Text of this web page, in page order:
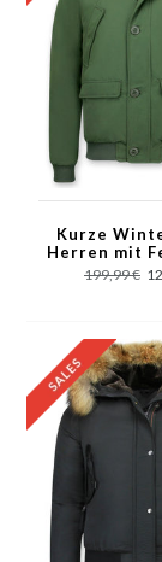
Kurze
Herren mit
- Chilliwack
199,99 €